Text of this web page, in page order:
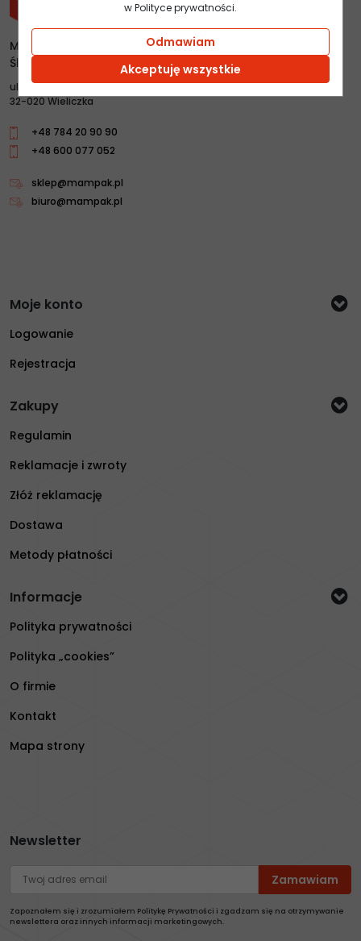
Mampak s.c. Mateusz Ślęczka, Andrzej Ślęczka, Maciej
Ślęczka
ul.Łany 4
32-020 Wieliczka
+48 784 20 90 90
+48 600 077 052
sklep@mampak.pl
biuro@mampak.pl
Moje konto
Logowanie
Rejestracja
Zakupy
Regulamin
Reklamacje i zwroty
Złóż reklamację
Dostawa
Metody płatności
Informacje
Polityka prywatności
Polityka „cookies”
O firmie
Kontakt
Mapa strony
Newsletter
Zapoznałem się i zrozumiałem Politykę Prywatności i zgadzam się na otrzymywanie
newslettera oraz innych informacji marketingowych.
w Polityce prywatności.
Odmawiam
Akceptuję wszystkie